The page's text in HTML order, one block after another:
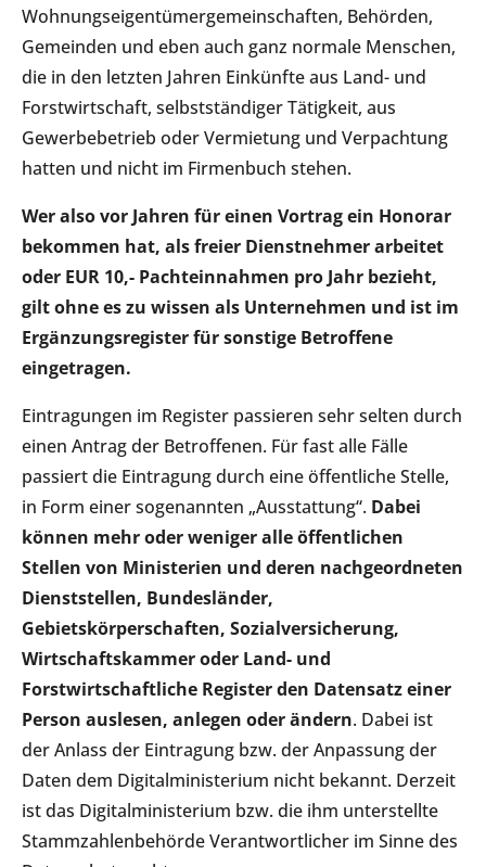
Wohnungseigentümergemeinschaften, Behörden,
Gemeinden und eben auch ganz normale Menschen,
die in den letzten Jahren Einkünfte aus Land- und
Forstwirtschaft, selbstständiger Tätigkeit, aus
Gewerbebetrieb oder Vermietung und Verpachtung
hatten und nicht im Firmenbuch stehen.
Wer also vor Jahren für einen Vortrag ein Honorar
bekommen hat, als freier Dienstnehmer arbeitet
oder EUR 10,- Pachteinnahmen pro Jahr bezieht,
gilt ohne es zu wissen als Unternehmen und ist im
Ergänzungsregister für sonstige Betroffene
eingetragen.
Eintragungen im Register passieren sehr selten durch
einen Antrag der Betroffenen. Für fast alle Fälle
passiert die Eintragung durch eine öffentliche Stelle,
in Form einer sogenannten „Ausstattung“. Dabei
können mehr oder weniger alle öffentlichen
Stellen von Ministerien und deren nachgeordneten
Dienststellen, Bundesländer,
Gebietskörperschaften, Sozialversicherung,
Wirtschaftskammer oder Land- und
Forstwirtschaftliche Register den Datensatz einer
Person auslesen, anlegen oder ändern. Dabei ist
der Anlass der Eintragung bzw. der Anpassung der
Daten dem Digitalministerium nicht bekannt. Derzeit
ist das Digitalministerium bzw. die ihm unterstellte
Stammzahlenbehörde Verantwortlicher im Sinne des